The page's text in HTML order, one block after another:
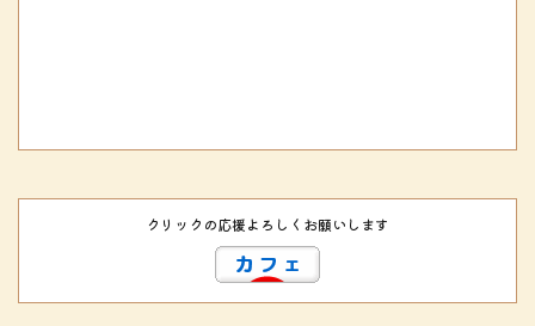
クリックの応援よろしくお願いします